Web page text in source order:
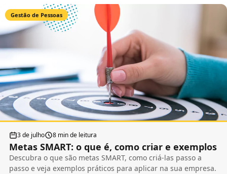
Gestão de Pessoas
3 de julho 8 min de leitura
Metas SMART: o que é, como criar e exemplos
Descubra o que são metas SMART, como criá-las passo a
passo e veja exemplos práticos para aplicar na sua empresa.